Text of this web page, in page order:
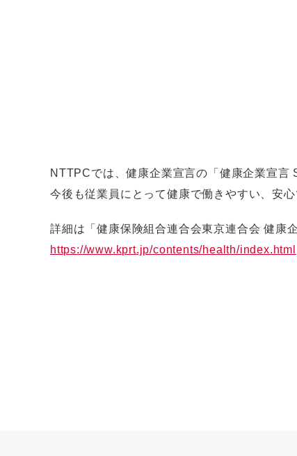
NTTPCでは、健康企業宣言の「健康企業宣言
今後も従業員にとって健康で働きやすい、安
詳細は「健康保険組合連合会東京連合会 健康
https://www.kprt.jp/contents/health/index.html